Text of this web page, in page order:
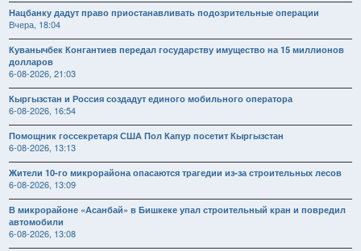
Нацбанку дадут право приостанавливать подозрительные операции
Вчера, 18:04
Куванычбек Конгантиев передал государству имущество на 15 миллионов
долларов
6-08-2026, 21:03
Кыргызстан и Россия создадут единого мобильного оператора
6-08-2026, 16:54
Помощник госсекретаря США Пол Капур посетит Кыргызстан
6-08-2026, 13:13
Жители 10-го микрорайона опасаются трагедии из-за строительных лесов
6-08-2026, 13:09
В микрорайоне «Асанбай» в Бишкеке упал строительный кран и повредил
автомобили
6-08-2026, 13:08